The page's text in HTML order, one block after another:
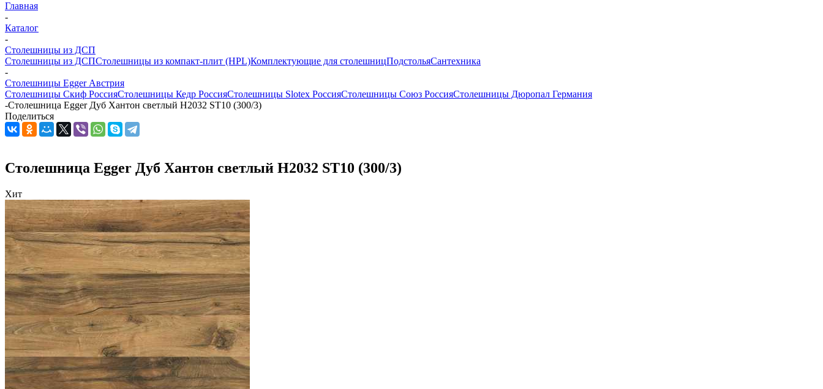
Главная
-
Каталог
-
Столешницы из ДСП
Столешницы из ДСПСтолешницы из компакт-плит (HPL)Комплектующие для столешницПодстольяСантехника
-
Столешницы Egger Австрия
Столешницы Скиф РоссияСтолешницы Кедр РоссияСтолешницы Slotex РоссияСтолешницы Союз РоссияСтолешницы Дюропал Германия
-Столешница Egger Дуб Хантон светлый H2032 ST10 (300/3)
Поделиться
Столешница Egger Дуб Хантон светлый H2032 ST10 (300/3)
Хит